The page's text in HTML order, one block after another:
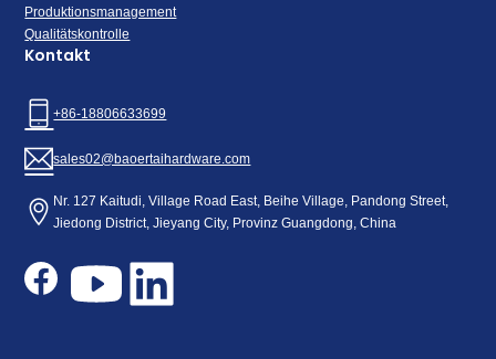
Produktionsmanagement
Qualitätskontrolle
Kontakt
+86-18806633699
sales02@baoertaihardware.com
Nr. 127 Kaitudi, Village Road East, Beihe Village, Pandong Street,
Jiedong District, Jieyang City, Provinz Guangdong, China